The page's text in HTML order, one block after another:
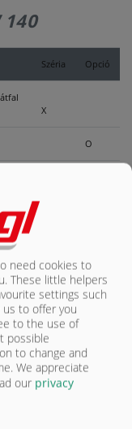
140
Széria Opció
X
O
X
O
need cookies to
These little helpers
settings such
to offer you
to the use of
possible
to change and
We appreciate
our privacy